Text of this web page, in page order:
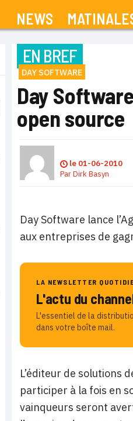
NEWS
EN BREF
DAY SOFTWARE
Day
open source
le 01-06-2010
ParDirk Basyn
Day Software lance
aux entreprises de
LA NEWSLETTER
L'actu du
L'essentiel de la
dans votre boîte mail.
L’éditeur de solutions
participer à la fois en
vainqueurs seront